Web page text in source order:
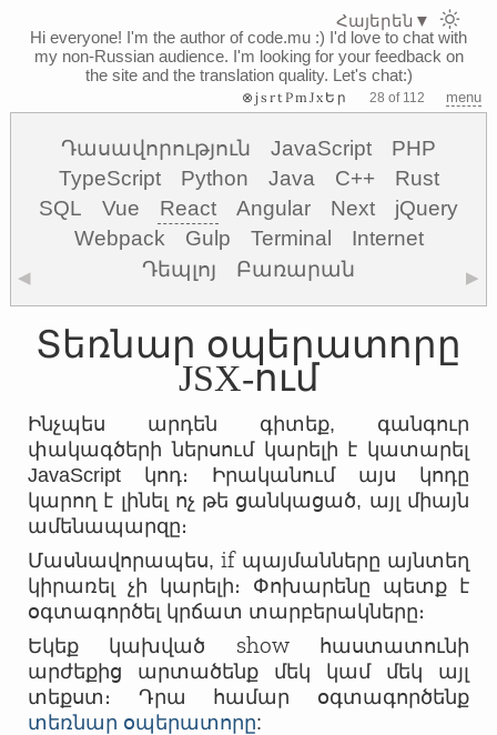
Hi everyone! I'm the author of code.mu :) I'd love to chat with
my non-Russian audience. I'm looking for your feedback on
the site and the translation quality. Let's chat:)
⊗jsrtPmJxԵր 28 of 112 menu
Դասավորություն JavaScript
PHP
TypeScript
Python Java C++
Rust
SQL
Vue React Angular Next
jQuery
Webpack
Gulp Terminal
Internet
Դեպլոյ
Բառարան
◀ ▶
Տեռնար օպերատորը
JSX-ում
Ինչպես արդեն գիտեք, գանգուր
փակագծերի ներսում կարելի է կատարել
JavaScript կոդ։ Իրականում այս կոդը
կարող է լինել ոչ թե ցանկացած, այլ միայն
ամենապարզը։
Մասնավորապես, ifպայմանները այնտեղ
կիրառել չի կարելի։ Փոխարենը պետք է
օգտագործել կրճատ տարբերակները։
Եկեք կախված showհաստատունի
արժեքից արտածենք մեկ կամ մեկ այլ
տեքստ։ Դրա համար օգտագործենք
տեռնար օպերատորը:
Հայերեն ▼